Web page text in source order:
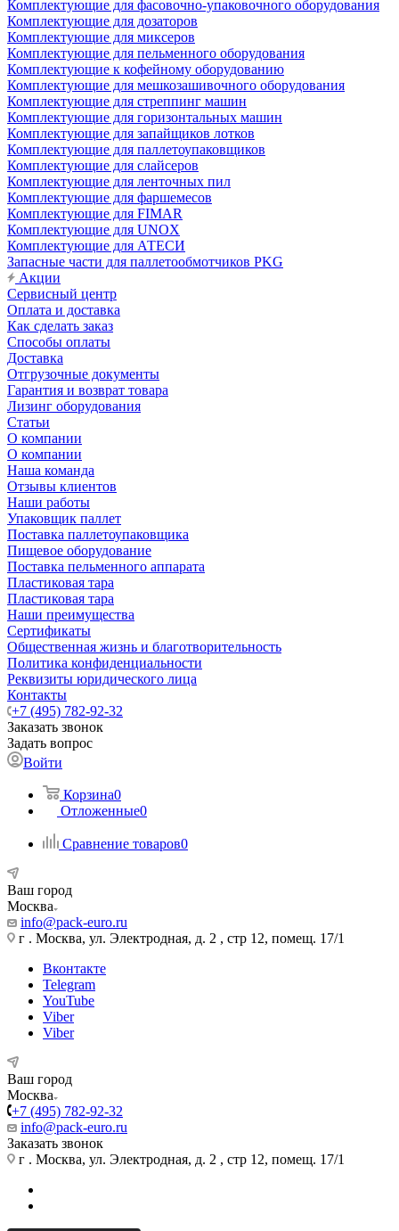
Комплектующие для фасовочно-упаковочного оборудования
Комплектующие для дозаторов
Комплектующие для миксеров
Комплектующие для пельменного оборудования
Комплектующие к кофейному оборудованию
Комплектующие для мешкозашивочного оборудования
Комплектующие для стреппинг машин
Комплектующие для горизонтальных машин
Комплектующие для запайщиков лотков
Комплектующие для паллетоупаковщиков
Комплектующие для слайсеров
Комплектующие для ленточных пил
Комплектующие для фаршемесов
Комплектующие для FIMAR
Комплектующие для UNOX
Комплектующие для АТЕСИ
Запасные части для паллетообмотчиков PKG
Акции
Сервисный центр
Оплата и доставка
Как сделать заказ
Способы оплаты
Доставка
Отгрузочные документы
Гарантия и возврат товара
Лизинг оборудования
Статьи
О компании
О компании
Наша команда
Отзывы клиентов
Наши работы
Упаковщик паллет
Поставка паллетоупаковщика
Пищевое оборудование
Поставка пельменного аппарата
Пластиковая тара
Пластиковая тара
Наши преимущества
Сертификаты
Общественная жизнь и благотворительность
Политика конфиденциальности
Реквизиты юридического лица
Контакты
+7 (495) 782-92-32
Заказать звонок
Задать вопрос
Войти
Корзина0
Отложенные0
Сравнение товаров0
Ваш город
Москва
info@pack-euro.ru
г . Москва, ул. Электродная, д. 2 , стр 12, помещ. 17/1
Вконтакте
Telegram
YouTube
Viber
Viber
Ваш город
Москва
+7 (495) 782-92-32
info@pack-euro.ru
Заказать звонок
г . Москва, ул. Электродная, д. 2 , стр 12, помещ. 17/1